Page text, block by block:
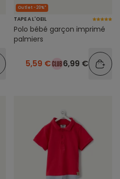
Outlet -20%*
TAPE A L'OEIL
Polo bébé garçon imprimé
palmiers
5,59 € 6,99 €